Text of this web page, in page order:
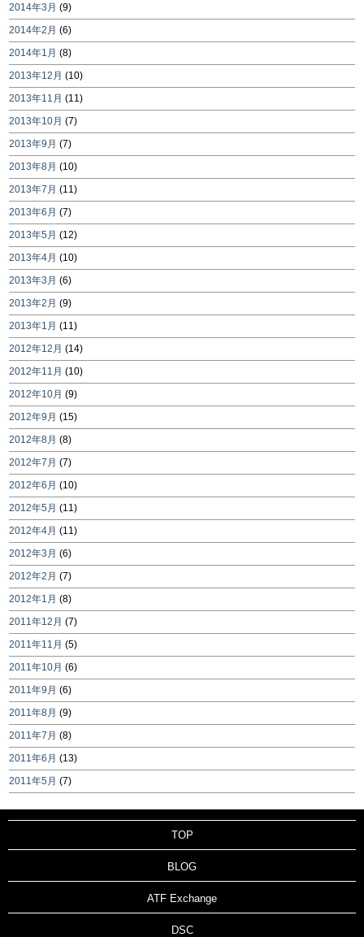
2014年3月 (9)
2014年2月 (6)
2014年1月 (8)
2013年12月 (10)
2013年11月 (11)
2013年10月 (7)
2013年9月 (7)
2013年8月 (10)
2013年7月 (11)
2013年6月 (7)
2013年5月 (12)
2013年4月 (10)
2013年3月 (6)
2013年2月 (9)
2013年1月 (11)
2012年12月 (14)
2012年11月 (10)
2012年10月 (9)
2012年9月 (15)
2012年8月 (8)
2012年7月 (7)
2012年6月 (10)
2012年5月 (11)
2012年4月 (11)
2012年3月 (6)
2012年2月 (7)
2012年1月 (8)
2011年12月 (7)
2011年11月 (5)
2011年10月 (6)
2011年9月 (6)
2011年8月 (9)
2011年7月 (8)
2011年6月 (13)
2011年5月 (7)
TOP
BLOG
ATF Exchange
DSC